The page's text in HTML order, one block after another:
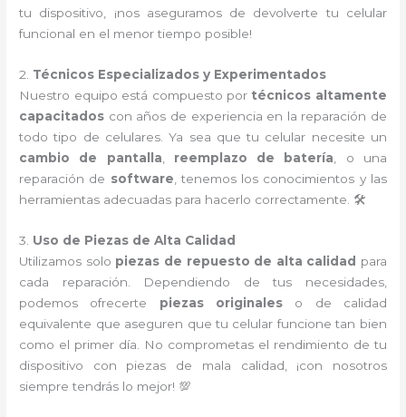
tu dispositivo, ¡nos aseguramos de devolverte tu celular
funcional en el menor tiempo posible!
2. Técnicos Especializados y Experimentados
Nuestro equipo está compuesto por técnicos altamente
capacitados con años de experiencia en la reparación de
todo tipo de celulares. Ya sea que tu celular necesite un
cambio de pantalla
reemplazo de batería , o una
reparación de software , tenemos los conocimientos y las
herramientas adecuadas para hacerlo correctamente. 🛠️
3. Uso de Piezas de Alta Calidad
Utilizamos solo piezas de repuesto de alta calidad para
cada reparación. Dependiendo de tus necesidades,
podemos ofrecerte piezas originales o de calidad
equivalente que aseguren que tu celular funcione tan bien
como el primer día. No comprometas el rendimiento de tu
dispositivo con piezas de mala calidad, ¡con nosotros
siempre tendrás lo mejor! 💯